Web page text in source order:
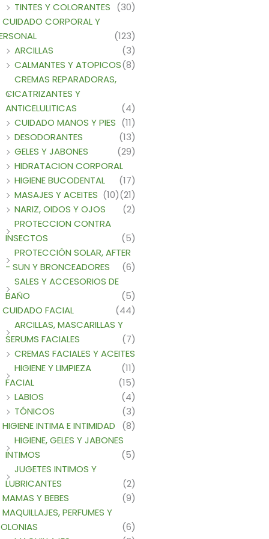
TINTES Y COLORANTES (30)
CUIDADO CORPORAL Y
(123)
ARCILLAS
(3)
CALMANTES Y ATOPICOS(8)
CREMAS REPARADORAS,
CICATRIZANTES Y
ANTICELULITICAS
(4)
CUIDADO MANOS Y PIES (11)
DESODORANTES
(13)
GELES Y JABONES
(29)
HIDRATACION CORPORAL
(17)
HIGIENE BUCODENTAL
(21)
MASAJES Y ACEITES (10)
NARIZ, OIDOS Y OJOS
(2)
PROTECCION CONTRA
INSECTOS
(5)
PROTECCIÓN SOLAR, AFTER
- SUN Y BRONCEADORES
(6)
SALES Y ACCESORIOS DE
BAÑO
(5)
CUIDADO FACIAL
(44)
ARCILLAS, MASCARILLAS Y
SERUMS FACIALES
(7)
CREMAS FACIALES Y ACEITES
(11)
HIGIENE Y LIMPIEZA
FACIAL
(15)
LABIOS
(4)
TÓNICOS
(3)
HIGIENE INTIMA E INTIMIDAD
(8)
HIGIENE, GELES Y JABONES
INTIMOS
(5)
JUGETES INTIMOS Y
LUBRICANTES
(2)
MAMAS Y BEBES
(9)
MAQUILLAJES, PERFUMES Y
(6)